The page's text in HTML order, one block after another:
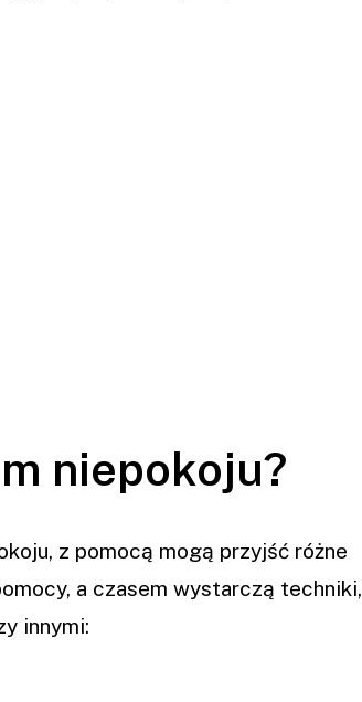
niepokoju?
z pomocą mogą przyjść różne
a czasem wystarczą techniki,
innymi: